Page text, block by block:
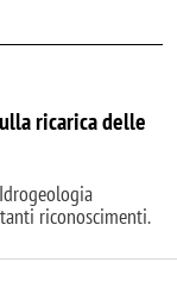
ricarica delle
riconoscimenti.